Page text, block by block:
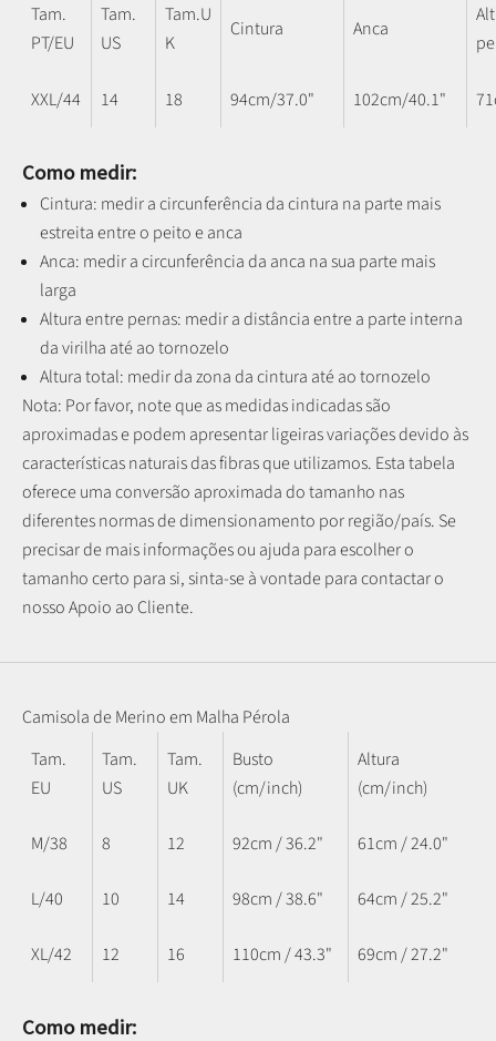
Tam.
PT/EU
Tam.
US
Tam.U
K
Cintura Anca
XXL/44 14 18 94cm/37.0" 102cm/40.1"
Como medir:
Cintura: medir a circunferência da cintura na parte mais
estreita entre o peito e anca
Anca: medir a circunferência da anca na sua parte mais
larga
Altura entre pernas: medir a distância entre a parte interna
da virilha até ao tornozelo
Altura total: medir da zona da cintura até ao tornozelo
Nota: Por favor, note que as medidas indicadas são
aproximadas e podem apresentar ligeiras variações devido às
características naturais das fibras que utilizamos. Esta tabela
oferece uma conversão aproximada do tamanho nas
diferentes normas de dimensionamento por região/país. Se
precisar de mais informações ou ajuda para escolher o
tamanho certo para si, sinta-se à vontade para contactar o
nosso Apoio ao Cliente.
Camisola de Merino em Malha Pérola
Tam.
EU
Tam.
US
Tam.
UK
Busto
(cm/inch)
Altura
(cm/inch)
M/38 8 12 92cm / 36.2" 61cm / 24.0"
L/40 10 14 98cm / 38.6" 64cm / 25.2"
XL/42 12 16 110cm / 43.3" 69cm / 27.2"
Como medir: